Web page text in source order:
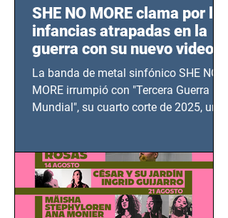
SHE NO MORE clama por las
infancias atrapadas en la
guerra con su nuevo video
TERCERA GUERRA
MUNDIAL
La banda de metal sinfónico SHE NO
MORE irrumpió con "Tercera Guerra
Mundial", su cuarto corte de 2025, un
bélicos.